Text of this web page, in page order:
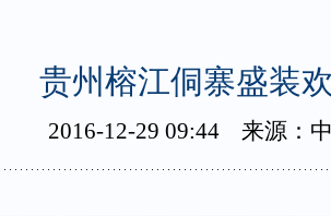
贵州榕江侗寨盛装
2016-12-2909:44 来源：